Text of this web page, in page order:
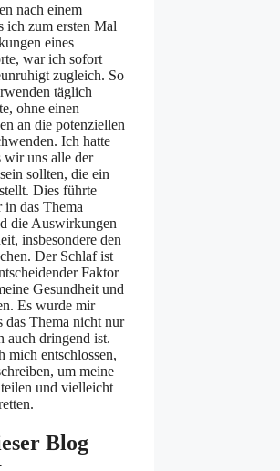
nach einem
ich zum ersten Mal
eines
war ich sofort
zugleich. So
täglich
ohne einen
an die potenziellen
Ich hatte
wir uns alle der
sollten, die ein
Dies führte
das Thema
die Auswirkungen
insbesondere den
Der Schlaf ist
Faktor
Gesundheit und
Es wurde mir
das Thema nicht nur
auch dringend ist.
mich entschlossen,
um meine
und vielleicht
Blog